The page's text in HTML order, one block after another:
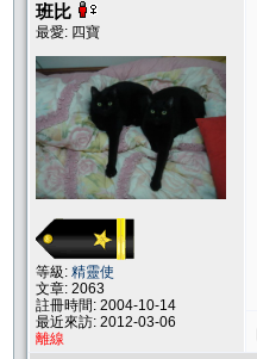
班比
最愛: 四寶
等級: 精靈使
文章: 2063
註冊時間: 2004-10-14
最近來訪: 2012-03-06
離線